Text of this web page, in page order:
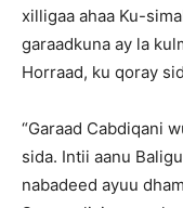
xilligaa ahaa Ku-
garaadkuna ay la
Horraad, ku qoray
“Garaad Cabdiqani
sida. Intii aanu
nabadeed ayuu